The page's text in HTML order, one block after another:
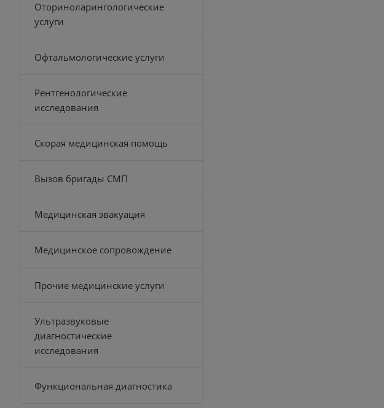
Оториноларингологические
услуги
Офтальмологические услуги
Рентгенологические
исследования
Скорая медицинская помощь
Вызов бригады СМП
Медицинская эвакуация
Медицинское сопровождение
Прочие медицинские услуги
Ультразвуковые
диагностические
исследования
Функциональная диагностика